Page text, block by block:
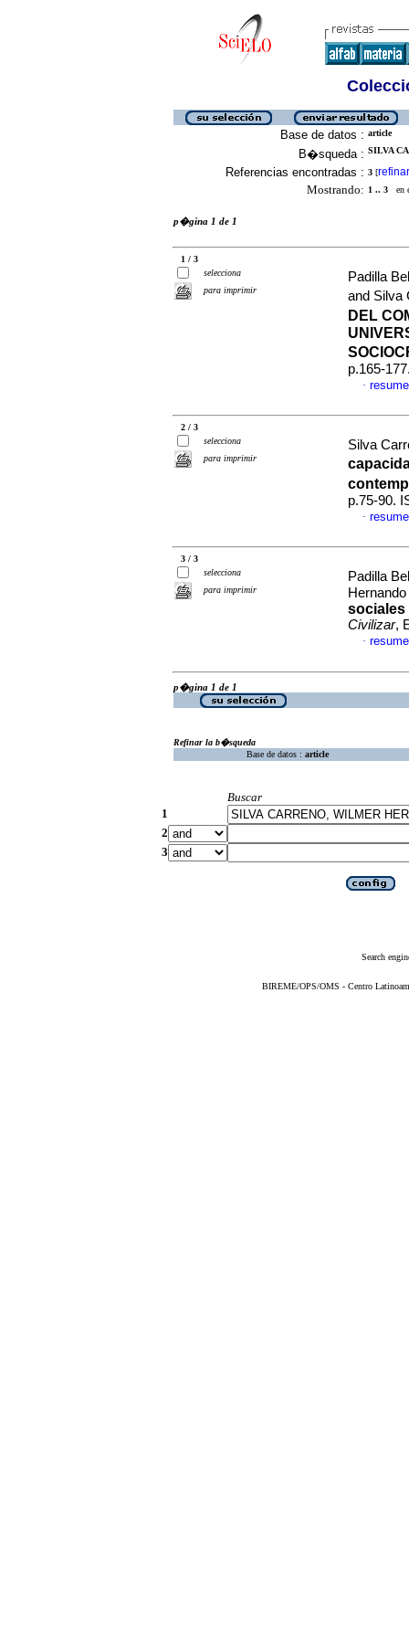
Base de datos : article
B�squeda : SILVA
Referencias encontradas : 3 [refinar
Mostrando: 1 .. 3 en
p�gina 1 de 1
1 / 3
selecciona
para imprimir
Padilla
and Silva
DEL
p.165-
·
2 / 3
selecciona
para imprimir
Silva
p.75-90.
·
3 / 3
selecciona
para imprimir
Padilla
Hernando
sociales
Civilizar,
·
p�gina 1 de 1
Refinar la b�squeda
Base de datos : article
Buscar
1
2
3
Search
BIREME/OPS/OMS - Centro